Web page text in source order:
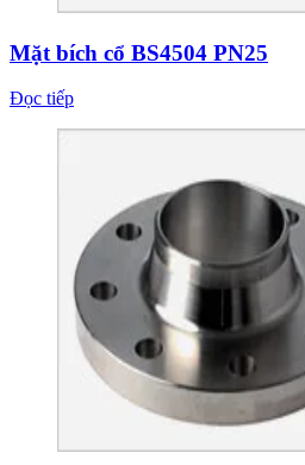
Mặt bích cổ BS4504 PN25
Đọc tiếp